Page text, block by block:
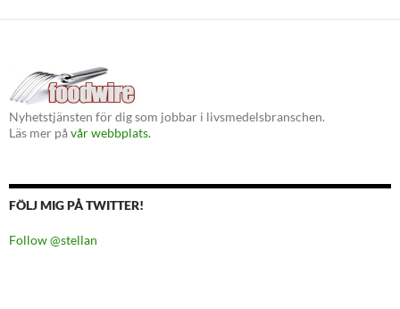
Nyhetstjänsten för dig som jobbar i livsmedelsbranschen.
Läs mer påvår webbplats.
FÖLJ MIG PÅ TWITTER!
Follow @stellan